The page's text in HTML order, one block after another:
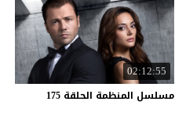
02:12:55
مسلسل المنظمة الحلقة 175